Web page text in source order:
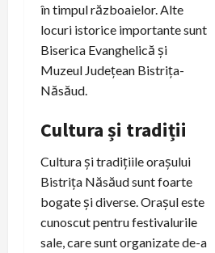
în timpul războaielor. Alte
locuri istorice importante sunt
Biserica Evanghelică și
Muzeul Județean Bistrița-
Năsăud.
Cultura și tradiții
Cultura și tradițiile orașului
Bistrița Năsăud sunt foarte
bogate și diverse. Orașul este
cunoscut pentru festivalurile
sale, care sunt organizate de-a